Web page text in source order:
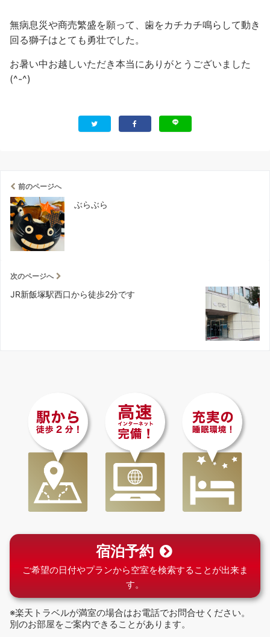
無病息災や商売繁盛を願って、歯をカチカチ鳴らして動き
回る獅子はとても勇壮でした。
お暑い中お越しいただき本当にありがとうございました
(^-^)
前のページへ
ぶらぶら
次のページへ
JR新飯塚駅西口から徒歩2分です
宿泊予約
ご希望の日付やプランから空室を検索することが出来ま
す。
※楽天トラベルが満室の場合はお電話でお問合せください。
別のお部屋をご案内できることがあります。